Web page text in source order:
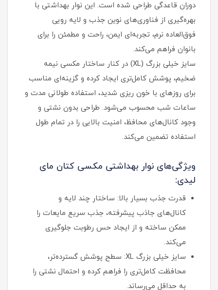
دوران قاعدگی طراحی شده است. این نوار بهداشتی با
بهره‌گیری از فناوری‌های نوین جذب و لایه رویی
فوق‌العاده نرم، تجربه‌ای ایمن، راحت و مطمئن را برای
بانوان فراهم می‌کند.
سایز خیلی بزرگ (XL) در کنار ساختار مکسی نیمه
ضخیم، پوشش کامل‌تری ایجاد کرده و گزینه‌ای مناسب
برای روزهای با خون ریزی شدید، استفاده طولانی مدت و
ساعات شب محسوب می‌شود. طراحی بدون نشتی و
وجود کانال‌های محافظ، امنیت بالایی را در تمام طول
استفاده تضمین می‌کند.
ویژگی‌های نوار بهداشتی مکسی کتان مای
لیدی:
قدرت جذب بسیار بالا: ساختار چند لایه و
کانال‌های جاذب پیشرفته، جذب سریع مایعات را
ممکن ساخته و از ایجاد حس رطوبت جلوگیری
می‌کند.
سایز خیلی بزرگ XL: سطح پوشش گسترده‌تر،
محافظت کامل‌تری را فراهم کرده و احتمال نشتی را
به حداقل می‌رساند.